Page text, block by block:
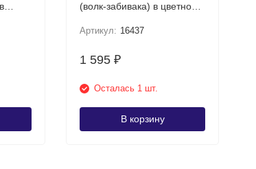
(волк-забивака) в цветном
Артикул: 16437
1 595₽
Осталась 1 шт.
В корзину